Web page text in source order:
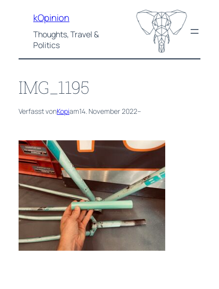
springen
kOpinion
Thoughts, Travel &
Politics
IMG_1195
Verfasst vonKopiam14. November 2022–